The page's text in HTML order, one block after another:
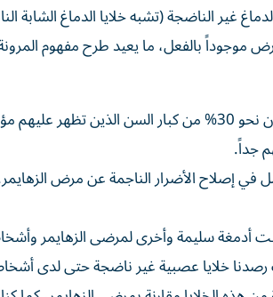
غير الناضجة (تشبه خلايا الدماغ الشابة
بالفعل، ما يعيد طرح مفهوم المرونة
وقالت د. إيفجينيا سالتا، من المعهد والباحثة الرئيسية في الدراسة، إن نحو 30% من
جداً.
في إصلاح الأضرار الناجمة عن مرض
أدمغة سليمة وأخرى لمرضى الزهايمر
خلايا عصبية غير ناضجة حتى لدى